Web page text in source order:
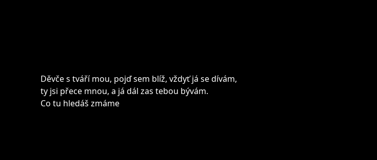
Děvče s tváří mou, pojď sem blíž, vždyť já se dívám,
ty jsi přece mnou, a já dál zas tebou bývám.
Co tu hledáš zmáme